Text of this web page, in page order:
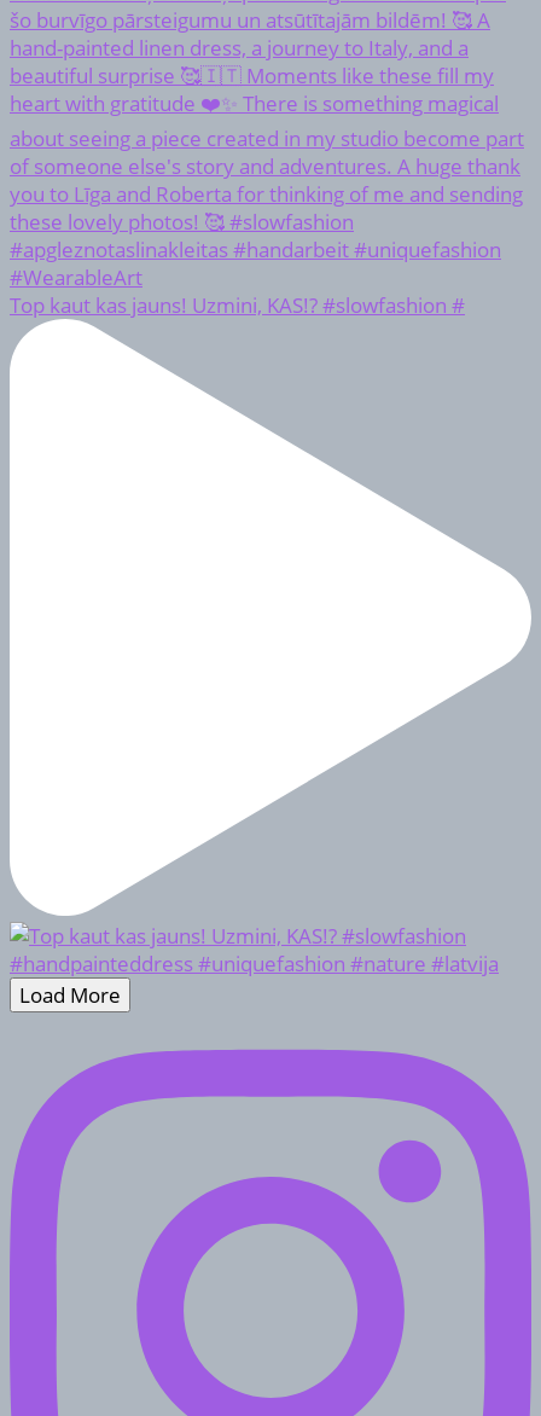
Top kaut kas jauns! Uzmini, KAS!? #slowfashion #
Load More